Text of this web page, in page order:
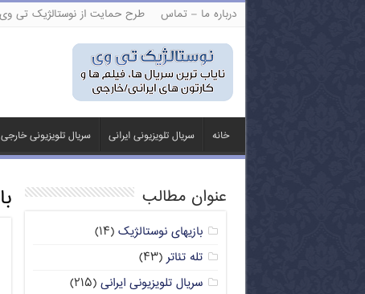
درباره ما – تماس طرح حمایت از نوستالژیک تی وی
خانه سریال تلویزیونی ایرانی سریال تلویزیونی خارجی
عنوان مطالب
بازیهای نوستالژیک (۱۴)
تله تئاتر(۴۳)
سریال تلویزیونی ایرانی (۲۱۵)